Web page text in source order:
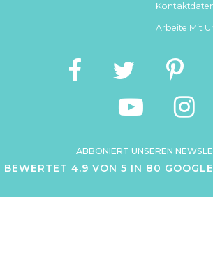
Arbeite Mit
ABBONIERT UNSEREN
BEWERTET 4.9 VON 5 IN 80